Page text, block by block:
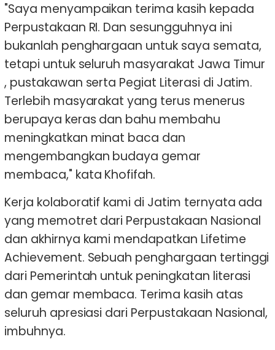
"Saya menyampaikan terima kasih kepada
Perpustakaan RI. Dan sesungguhnya ini
bukanlah penghargaan untuk saya semata,
tetapi untuk seluruh masyarakat Jawa Timur
, pustakawan serta Pegiat Literasi di Jatim.
Terlebih masyarakat yang terus menerus
berupaya keras dan bahu membahu
meningkatkan minat baca dan
mengembangkan budaya gemar
membaca," kata Khofifah.
Kerja kolaboratif kami di Jatim ternyata ada
yang memotret dari Perpustakaan Nasional
dan akhirnya kami mendapatkan Lifetime
Achievement. Sebuah penghargaan tertinggi
dari Pemerintah untuk peningkatan literasi
dan gemar membaca. Terima kasih atas
seluruh apresiasi dari Perpustakaan Nasional,
imbuhnya.